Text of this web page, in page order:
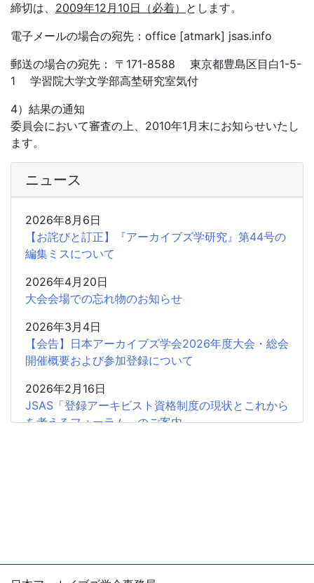
締切は、 2009年12月10日（必着） とします。
電子メールの場合の宛先：office [atmark] jsas.info
郵送の場合の宛先： 〒171-8588 東京都豊島区目白1-5-
1 学習院大学文学部高埜研究室気付
4）結果の通知
委員会において審査の上、2010年1月末にお知らせいたし
ます。
ニュース
2026年8月6日
【お詫びと訂正】『アーカイブズ学研究』第44号の
編集ミスについて
2026年4月20日
大会会場での忘れ物のお知らせ
2026年3月4日
【会告】日本アーカイブズ学会2026年度大会・総会
開催概要および参加登録について
2026年2月16日
JSAS「登録アーキビスト資格制度の現状とこれから
を考えるフォーラム」のご案内